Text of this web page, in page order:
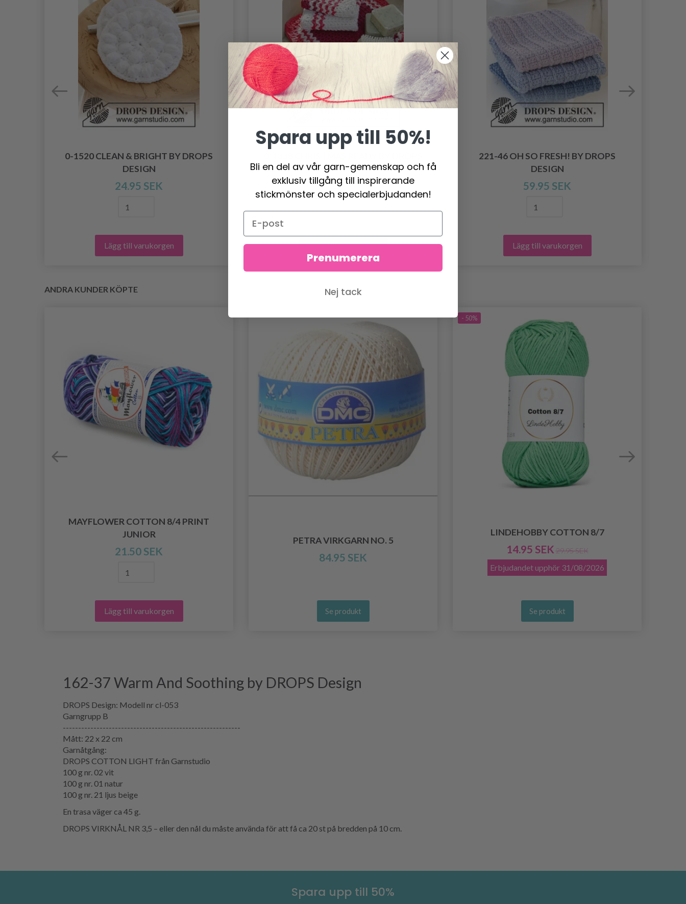
0-1520 CLEAN & BRIGHT BY DROPS
DESIGN
24.95 SEK
Lägg till varukorgen
DESIGN
119.00 SEK
Lägg till varukorgen
221-46 OH SO FRESH! BY DROPS
DESIGN
59.95 SEK
Lägg till varukorgen
ANDRA KUNDER KÖPTE
MAYFLOWER COTTON 8/4 PRINT
JUNIOR
21.50 SEK
Lägg till varukorgen
PETRA VIRKGARN NO. 5
84.95 SEK
Se produkt
- 50%
LINDEHOBBY COTTON 8/7
14.95 SEK 29.95 SEK
Erbjudandet upphör 31/08/2026
Se produkt
162-37 Warm And Soothing by DROPS Design
DROPS Design: Modell nr cl-053
Garngrupp B
----------------------------------------------------------
Mått: 22 x 22 cm
Garnåtgång:
DROPS COTTON LIGHT från Garnstudio
100 g nr. 02 vit
100 g nr. 01 natur
100 g nr. 21 ljus beige
En trasa väger ca 45 g.
DROPS VIRKNÅL NR 3,5 – eller den nål du måste använda för att få ca 20 st på bredden på 10 cm.
Spara upp till 50%
Spara upp till 50%!
Bli en del av vår garn-gemenskap och få
exklusiv tillgång till inspirerande
stickmönster och specialerbjudanden!
Prenumerera
Nej tack